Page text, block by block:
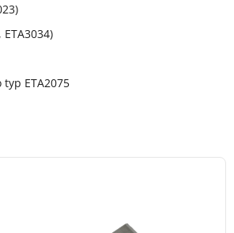
ETA3034)
ETA2075